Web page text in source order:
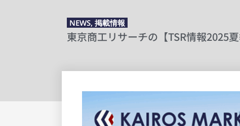
NEWS, 掲載情報
東京商工リサーチの【TSR情報2025